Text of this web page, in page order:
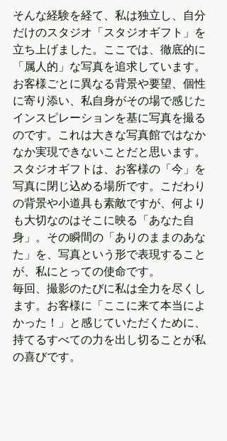
そんな経験を経て、私は独立し、自分
だけのスタジオ「スタジオギフト」を
立ち上げました。ここでは、徹底的に
「属人的」な写真を追求しています。
お客様ごとに異なる背景や要望、個性
に寄り添い、私自身がその場で感じた
インスピレーションを基に写真を撮る
のです。これは大きな写真館ではなか
なか実現できないことだと思います。
スタジオギフトは、お客様の「今」を
写真に閉じ込める場所です。こだわり
の背景や小道具も素敵ですが、何より
も大切なのはそこに映る「あなた自
身」。その瞬間の「ありのままのあな
た」を、写真という形で表現すること
が、私にとっての使命です。
毎回、撮影のたびに私は全力を尽くし
ます。お客様に「ここに来て本当によ
かった！」と感じていただくために、
持てるすべての力を出し切ることが私
の喜びです。